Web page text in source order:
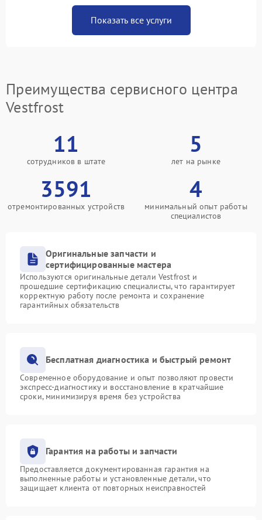
Показать все услуги
Преимущества сервисного центра
Vestfrost
11
сотрудников в штате
5
лет на рынке
3591
отремонтированных устройств
4
минимальный опыт работы
специалистов
Оригинальные запчасти и
сертифицированные мастера
Используются оригинальные детали Vestfrost и
прошедшие сертификацию специалисты, что гарантирует
корректную работу после ремонта и сохранение
гарантийных обязательств
Бесплатная диагностика и быстрый ремонт
Современное оборудование и опыт позволяют провести
экспресс-диагностику и восстановление в кратчайшие
сроки, минимизируя время без устройства
Гарантия на работы и запчасти
Предоставляется документированная гарантия на
выполненные работы и установленные детали, что
защищает клиента от повторных неисправностей